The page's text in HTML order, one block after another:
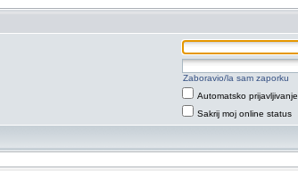
Zaboravio/la sam zaporku
Automatsko prijavljivanje
Sakrij moj online status